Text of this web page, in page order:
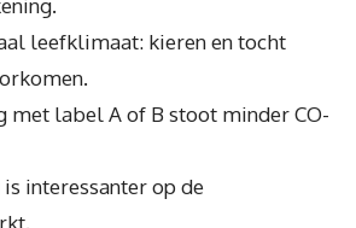
leefklimaat: kieren en tocht
met label A of B stoot minder CO-
interessanter op de